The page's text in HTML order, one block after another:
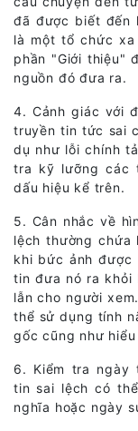
đã được biết đến
là một tổ chức
phần "Giới thiệu"
nguồn đó đưa ra.
4. Cảnh giác với
truyền tin tức sai
dụ như lỗi chính
tra kỹ lưỡng các
dấu hiệu kể trên.
5. Cân nhắc về
lệch thường chứa
khi bức ảnh được
tin đưa nó ra khỏi
lẫn cho người
thể sử dụng tính
gốc cũng như
6. Kiểm tra ngày
tin sai lệch có
nghĩa hoặc ngày